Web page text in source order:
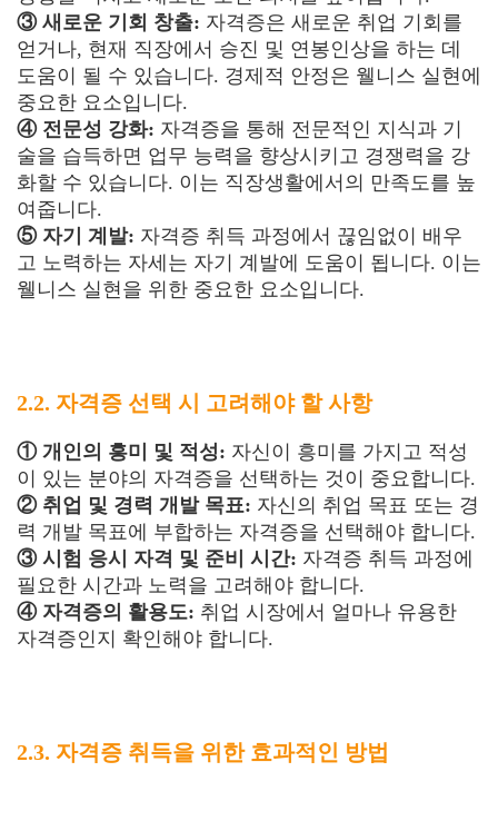
③ 새로운 기회 창출: 자격증은 새로운 취업 기회를
얻거나, 현재 직장에서 승진 및 연봉인상을 하는 데
도움이 될 수 있습니다. 경제적 안정은 웰니스 실현에
중요한 요소입니다.
④ 전문성 강화: 자격증을 통해 전문적인 지식과 기
술을 습득하면 업무 능력을 향상시키고 경쟁력을 강
화할 수 있습니다. 이는 직장생활에서의 만족도를 높
여줍니다.
⑤ 자기 계발: 자격증 취득 과정에서 끊임없이 배우
고 노력하는 자세는 자기 계발에 도움이 됩니다. 이는
웰니스 실현을 위한 중요한 요소입니다.
2.2. 자격증 선택 시 고려해야 할 사항
① 개인의 흥미 및 적성: 자신이 흥미를 가지고 적성
이 있는 분야의 자격증을 선택하는 것이 중요합니다.
② 취업 및 경력 개발 목표: 자신의 취업 목표 또는 경
력 개발 목표에 부합하는 자격증을 선택해야 합니다.
③ 시험 응시 자격 및 준비 시간: 자격증 취득 과정에
필요한 시간과 노력을 고려해야 합니다.
④ 자격증의 활용도: 취업 시장에서 얼마나 유용한
자격증인지 확인해야 합니다.
2.3. 자격증 취득을 위한 효과적인 방법